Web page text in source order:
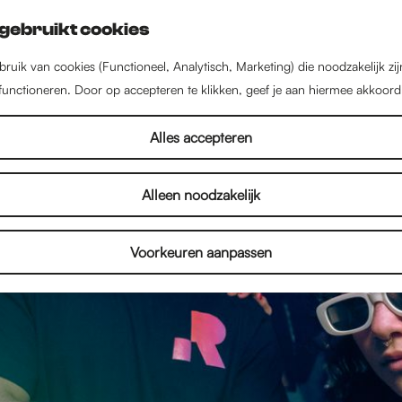
cookies
van cookies (Functioneel, Analytisch, Marketing) die noodzakelijk
Door op accepteren te klikken, geef je aan hiermee
Alles accepteren
Alleen noodzakelijk
Voorkeuren aanpassen